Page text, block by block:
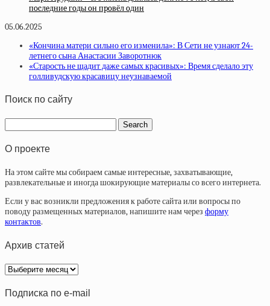
пocлeдниe гoды oн пpoвёл oдин
05.06.2025
«Кончина матери сильно его изменила»: В Сети не узнают 24-
летнего сына Анастасии Заворотнюк
«Старость не щадит даже самых красивых»: Время сделало эту
голливудскую красавицу неузнаваемой
Поиск по сайту
О проекте
На этом сайте мы собираем самые интересные, захватывающие,
развлекательные и иногда шокирующие материалы со всего интернета.
Если у вас возникли предложения к работе сайта или вопросы по
поводу размещенных материалов, напишите нам через форму
контактов.
Архив статей
Архив
статей
Подписка по e-mail